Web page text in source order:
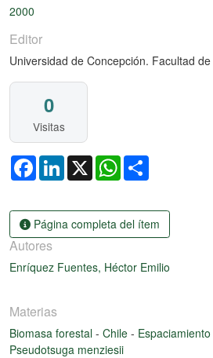
2000
Editor
Universidad de Concepción. Facultad
0
Visitas
FacebookLinkedIn
X WhatsApp
Página completa del ítem
Autores
Enríquez Fuentes, Héctor Emilio
Materias
Biomasa forestal - Chile - Espaciamiento
Pseudotsuga menziesii